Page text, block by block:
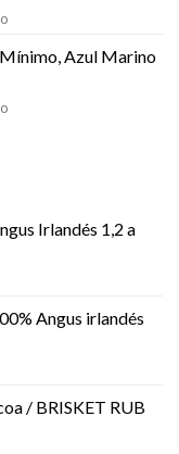
Azul Marino
Irlandés 1,2 a
Angus irlandés
/ BRISKET RUB